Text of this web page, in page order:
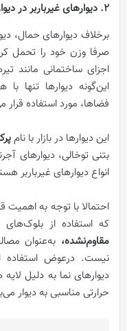
2. دیوارهای غیرباربر در دیوارچینی با بلوک سیمانی
بر‌خلاف دیوارهای حمال،
صرفا وزن خود را تحمل‌
اجزای ساختمانی مانند
این‌گونه دیوار‌ها تنها
فضاها، مورد استفاده قرار‌
این دیوارها در بازار با نام
بتنی توخالی، دیوارهای
انواع دیوارهای غیرباربر
احتمالا با توجه به اهمیت
که استفاده از
مقاوم‌نشده، به‌عنوان
نیست. در‌عوض استفاده
دیوارهای نما به دلیل
حرارتی مناسبی به دیوار